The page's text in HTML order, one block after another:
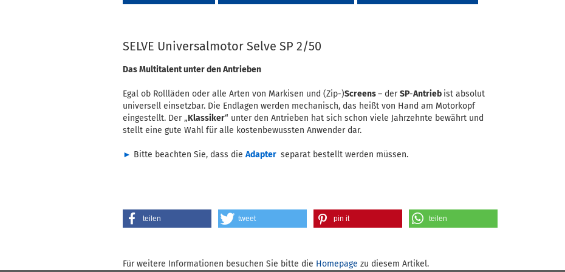
SELVE Universalmotor Selve SP 2/50
Das Multitalent unter den Antrieben
Egal ob Rollläden oder alle Arten von Markisen und (Zip-)Screens– derSP-Antrieb ist absolut
universell einsetzbar. Die Endlagen werden mechanisch, das heißt von Hand am Motorkopf
eingestellt. Der „Klassiker“ unter den Antrieben hat sich schon viele Jahrzehnte bewährt und
stellt eine gute Wahl für alle kostenbewussten Anwender dar.
► Bitte beachten Sie, dass die Adapter separat bestellt werden müssen.
teilen tweet pin it teilen
Für weitere Informationen besuchen Sie bitte die Homepage zu diesem Artikel.